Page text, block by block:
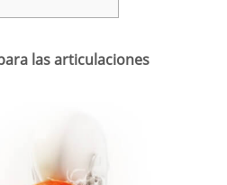
las articulaciones